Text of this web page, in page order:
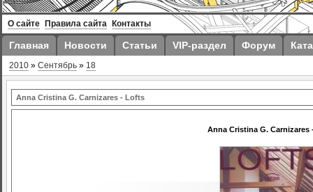
О сайте Правила сайта Контакты
Главная Новости Статьи VIP-раздел Форум
2010 » Сентябрь » 18
Anna Cristina G. Carnizares - Lofts
Anna Cristina G. Carnizares